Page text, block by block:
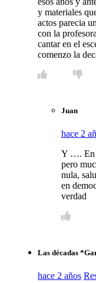
y materiales
actos parecia
con la
cantar en el
comenzo la
Juan
hace 2
Y …. En
pero
nula,
en
verdad
Las décadas
hace 2 años